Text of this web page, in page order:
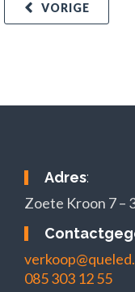
VORIGE
Adres:
Zoete Kroon 7 –
085 303 12 55